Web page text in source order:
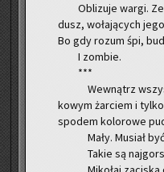
Ob­li­zu­je wargi.
dusz, wo­ła­ją­cych
Bo gdy rozum śpi,
I zom­bie.
***
We­wnątrz
ko­wym żar­ciem i
spodem ko­lo­ro­we
Mały. Mu­siał
Takie są